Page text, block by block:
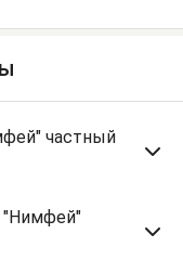
частный
"Нимфей"